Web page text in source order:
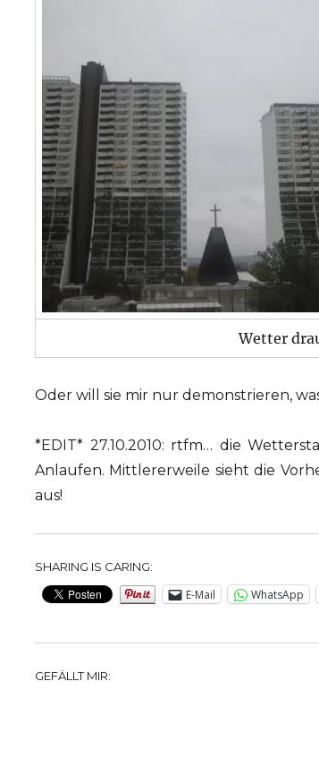
Wetter
Oder will sie mir nur demonstrieren,
*EDIT* 27.10.2010: rtfm… die
Anlaufen. Mittlererweile sieht die
aus!
SHARING IS CARING:
E-Mail WhatsApp
GEFÄLLT MIR: